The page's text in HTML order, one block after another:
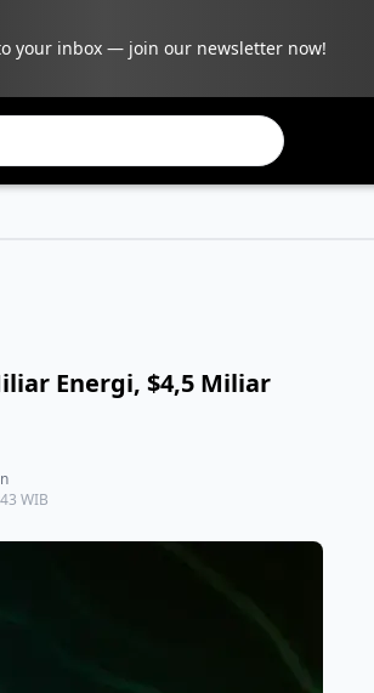
your inbox — join our newsletter now!
Energi, $4,5 Miliar
WIB